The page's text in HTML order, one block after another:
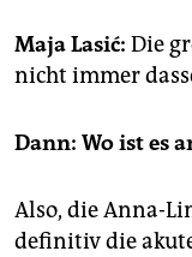
epaper login
Maja Lasić: Die
nicht immer
Dann: Wo ist es
Also, die Anna-
definitiv die